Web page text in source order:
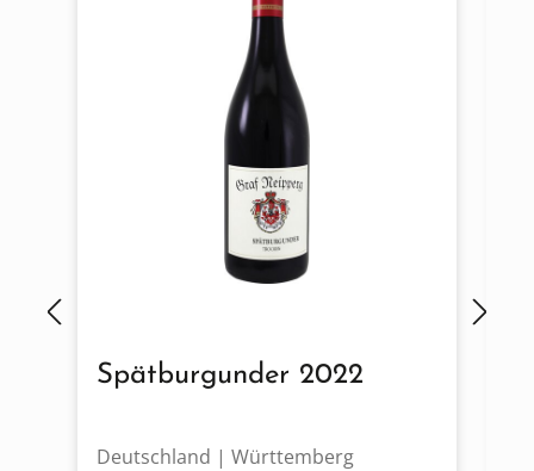
Spätburgunder 2022
Deutschland | Württemberg